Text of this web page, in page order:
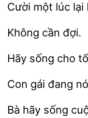
Cười một lại
sống
Con gái đang
Bà hãy sống